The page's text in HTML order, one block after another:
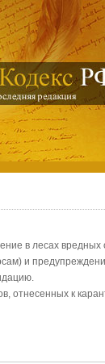
в лесах
и
отнесенных к